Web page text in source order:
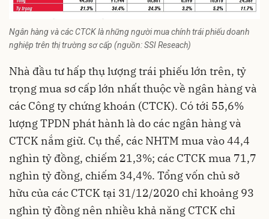
Ngân hàng và các CTCK là những người mua chính trái phiếu doanh
nghiệp trên thị trường sơ cấp (nguồn: SSI Reseach)
Nhà đầu tư hấp thụ lượng trái phiếu lớn trên, tỷ
trọng mua sơ cấp lớn nhất thuộc về ngân hàng và
các Công ty chứng khoán (CTCK). Có tới 55,6%
lượng TPDN phát hành là do các ngân hàng và
CTCK nắm giữ. Cụ thể, các NHTM mua vào 44,4
nghìn tỷ đồng, chiếm 21,3%; các CTCK mua 71,7
nghìn tỷ đồng, chiếm 34,4%. Tổng vốn chủ sở
hữu của các CTCK tại 31/12/2020 chỉ khoảng 93
nghìn tỷ đồng nên nhiều khả năng CTCK chỉ